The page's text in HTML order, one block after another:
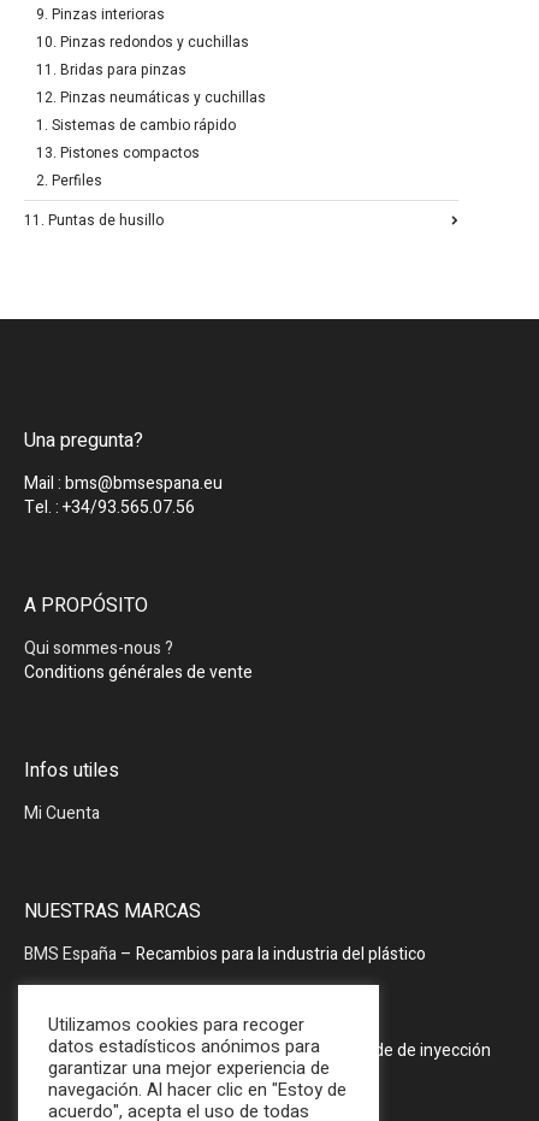
9. Pinzas interioras
10. Pinzas redondos y cuchillas
11. Bridas para pinzas
12. Pinzas neumáticas y cuchillas
1. Sistemas de cambio rápido
13. Pistones compactos
2. Perfiles
11. Puntas de husillo
Una pregunta?
Mail : bms@bmsespana.eu
Tel. : +34/93.565.07.56
A PROPÓSITO
Qui sommes-nous ?
Conditions générales de vente
Infos utiles
Mi Cuenta
NUESTRAS MARCAS
BMS España– Recambios para la industria del plástico
PRODOPTIM– Mesa de mantenimiento de molde de inyección
Utilizamos cookies para recoger
datos estadísticos anónimos para
garantizar una mejor experiencia de
navegación. Al hacer clic en "Estoy de
acuerdo", acepta el uso de todas